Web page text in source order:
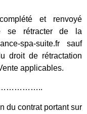
et renvoyé
se rétracter de la
spa-suite.fr sauf
droit de rétractation
applicables.
du contrat portant sur